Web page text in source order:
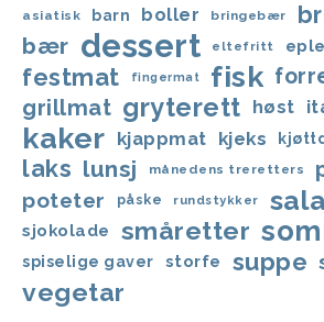
asiatisk barn boller bringebær
bær dessert eltefritt eple
festmat fingermat fisk
grillmat gryterett høst
kaker kjappmat kjeks
laks lunsj månedens treretters
poteter påske rundstykker
sjokolade småretter
spiselige gaver storfe suppe
vegetar